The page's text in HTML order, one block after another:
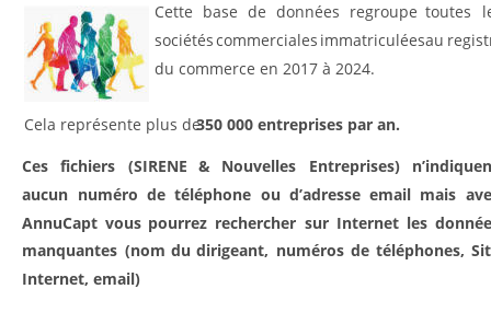
Cette base de données regroupe toutes
sociétéscommerciales immatriculéesau
du commerce en 2017 à 2024.
Cela représente plus de 350 000 entreprises par an.
Ces fichiers (SIRENE & Nouvelles Entreprises)
aucun numéro de téléphone ou d’adresse email mais
AnnuCapt vous pourrez rechercher sur Internet les
manquantes (nom du dirigeant, numéros de téléphones,
Internet, email)